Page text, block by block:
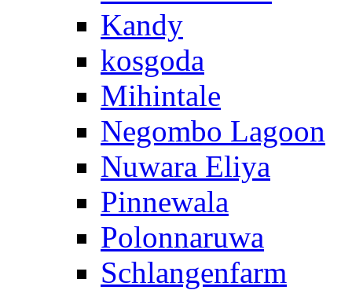
Kandy
kosgoda
Mihintale
Negombo Lagoon
Nuwara Eliya
Pinnewala
Polonnaruwa
Schlangenfarm